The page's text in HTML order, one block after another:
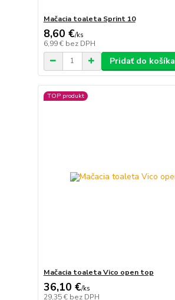
Mačacia toaleta Sprint 10
8,60 €/ks
6,99 € bez DPH
Pridať do košíka
TOP produkt
Mačacia toaleta Vico open top
36,10 €/ks
29,35 € bez DPH